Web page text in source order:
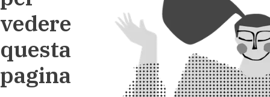
vedere
questa
pagina